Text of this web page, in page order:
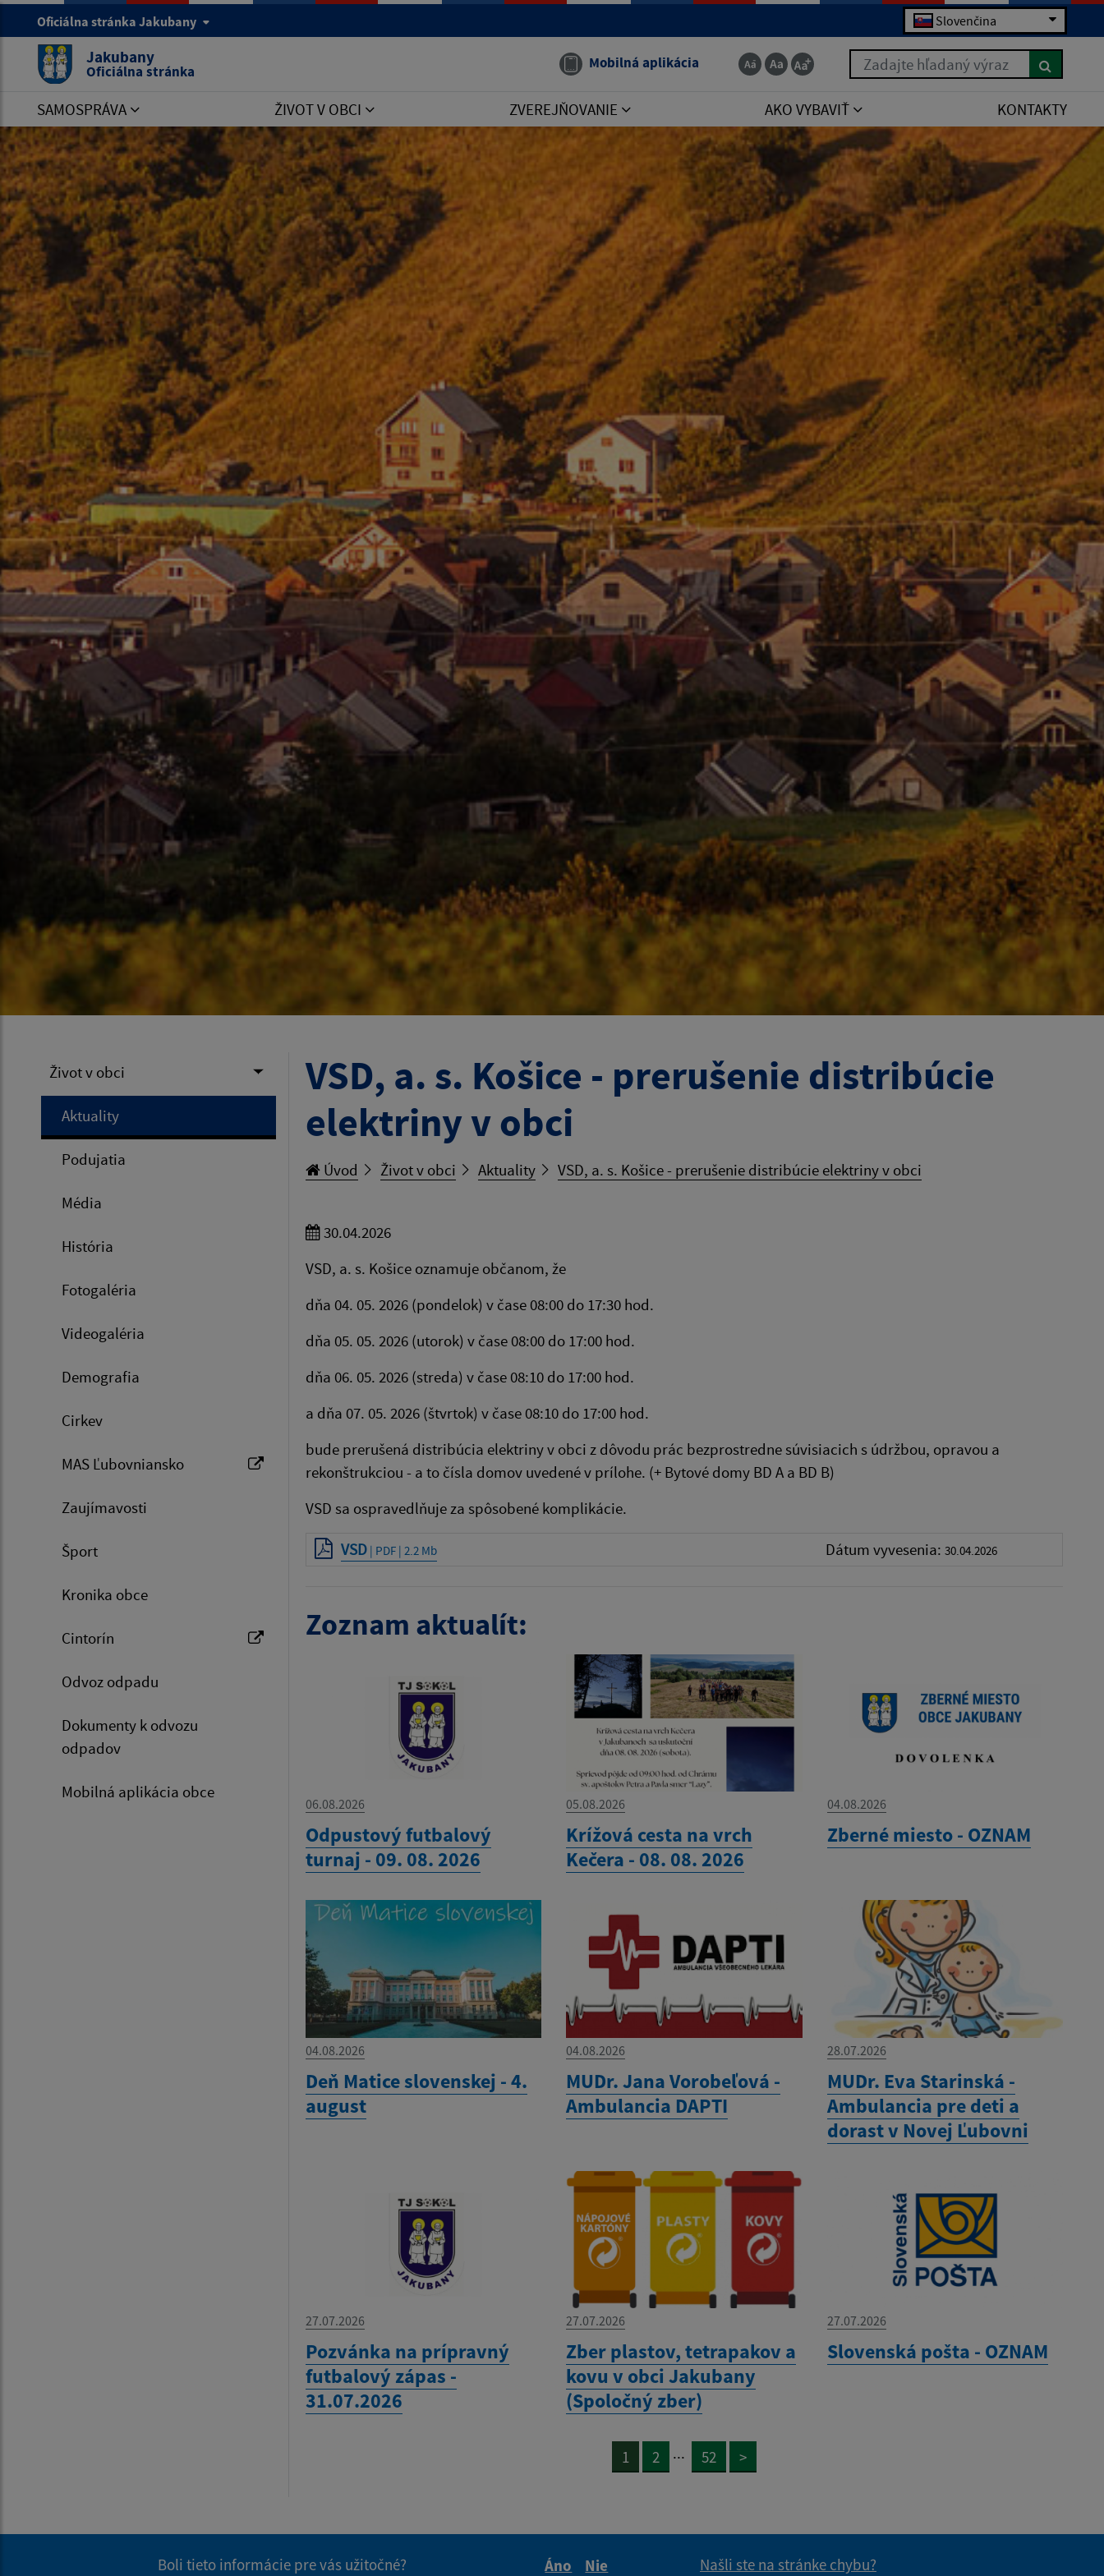
Oficiálna stránka Jakubany Slovenčina
Jakubany
Oficiálna stránka Mobilná aplikácia Zadajte hľadaný výraz
SAMOSPRÁVA ŽIVOT V OBCI ZVEREJŇOVANIE AKO VYBAVIŤ KONTAKTY
Život v obci
Aktuality
Podujatia
Média
História
Fotogaléria
Videogaléria
Demografia
Cirkev
MAS Ľubovniansko
Zaujímavosti
Šport
Kronika obce
Cintorín
Odvoz odpadu
Dokumenty k odvozu
odpadov
Mobilná aplikácia obce
VSD, a. s. Košice - prerušenie distribúcie
elektriny v obci
Úvod Život v obci Aktuality VSD, a. s. Košice - prerušenie distribúcie elektriny v obci
30.04.2026
VSD, a. s. Košice oznamuje občanom, že
dňa 04. 05. 2026 (pondelok) v čase 08:00 do 17:30 hod.
dňa 05. 05. 2026 (utorok) v čase 08:00 do 17:00 hod.
dňa 06. 05. 2026 (streda) v čase 08:10 do 17:00 hod.
a dňa 07. 05. 2026 (štvrtok) v čase 08:10 do 17:00 hod.
bude prerušená distribúcia elektriny v obci z dôvodu prác bezprostredne súvisiacich s údržbou, opravou a
rekonštrukciou - a to čísla domov uvedené v prílohe. (+ Bytové domy BD A a BD B)
VSD sa ospravedlňuje za spôsobené komplikácie.
VSD| PDF | 2.2 Mb Dátum vyvesenia: 30.04.2026
Zoznam aktualít:
06.08.2026
Odpustový futbalový
turnaj - 09. 08. 2026
05.08.2026
Krížová cesta na vrch
Kečera - 08. 08. 2026
04.08.2026
Zberné miesto - OZNAM
04.08.2026
Deň Matice slovenskej - 4.
august
04.08.2026
MUDr. Jana Vorobeľová -
Ambulancia DAPTI
28.07.2026
MUDr. Eva Starinská -
Ambulancia pre deti a
dorast v Novej Ľubovni
27.07.2026
Pozvánka na prípravný
futbalový zápas -
31.07.2026
27.07.2026
Zber plastov, tetrapakov a
kovu v obci Jakubany
(Spoločný zber)
27.07.2026
Slovenská pošta - OZNAM
1 2 ... 52 >
Boli tieto informácie pre vás užitočné?
Áno
Nie
Našli ste na stránke chybu?